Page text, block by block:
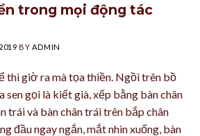
trong mọi động tác
BY ADMIN
thì giờ ra mà tọa thiền. Ngồi trên bồ
sen gọi là kiết già, xếp bằng bàn chân
trái và bàn chân trái trên bắp chân
đầu ngay ngắn, mắt nhìn xuống, bàn